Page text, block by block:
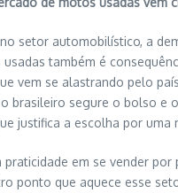
setor automobilístico, a
também é
vem se alastrando pelo
brasileiro segure o bolso e
justifica a escolha por uma
praticidade em se vender por
ponto que aquece esse